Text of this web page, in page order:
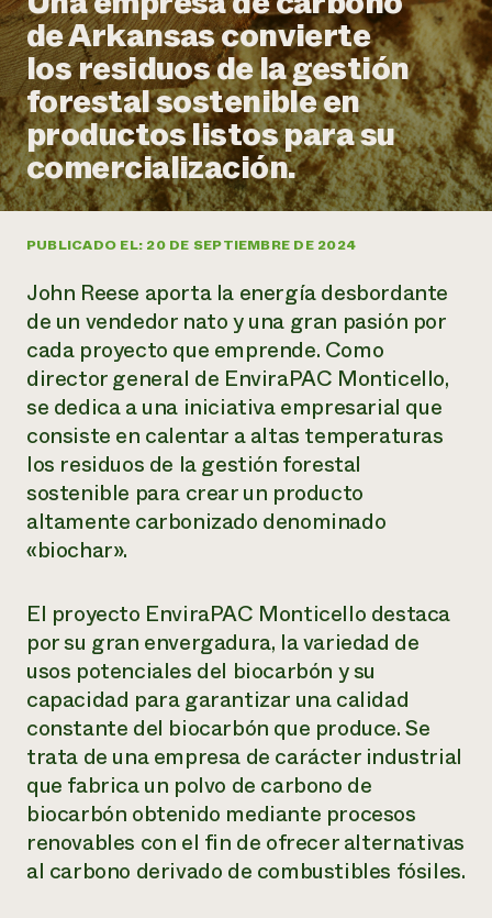
Informes anuales y financieros
Historias de impacto
Informe de
impacto 2024
LEER EL INFORME
Latinos en la agricultura
Sistemas alimentarios locales
Agricultura urbana
Las mujeres en la agricultura
Evento anual de reciclaje de productos electrónicos
Servicios energéticos comerciales
Servicios energéticos residenciales
LIHEAP
Centro de intercambio de información AgriSolar
Blog
Podcasts
Publicaciones
Cursos cortos
Vídeos
Noticias
Internship Hub
Buscar prácticas
Contratar a un becario
Llame a la
directa de
1-800-346-
Asociaciones empresariales
Donar
Donaciones planificadas
Boletín
Consultas de los medios de comunicación
contribuyen a la
resiliencia de la
comunidad.
DONAR AHORA
de Arkansas convierte
los residuos de la gestión
forestal sostenible en
productos listos para su
comercialización.
PUBLICADO EL: 20 DE SEPTIEMBRE DE 2024
John Reese aporta la energía desbordante
de un vendedor nato y una gran pasión por
cada proyecto que emprende. Como
director general de EnviraPAC Monticello,
se dedica a una iniciativa empresarial que
consiste en calentar a altas temperaturas
los residuos de la gestión forestal
sostenible para crear un producto
altamente carbonizado denominado
«biochar».
El proyecto EnviraPAC Monticello destaca
por su gran envergadura, la variedad de
usos potenciales del biocarbón y su
capacidad para garantizar una calidad
constante del biocarbón que produce. Se
trata de una empresa de carácter industrial
que fabrica un polvo de carbono de
biocarbón obtenido mediante procesos
renovables con el fin de ofrecer alternativas
al carbono derivado de combustibles fósiles.